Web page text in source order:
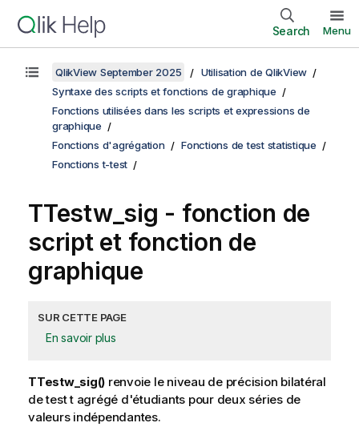
Search Menu
QlikView September 2025
Utilisation de QlikView
Syntaxe des scripts et fonctions de graphique
Fonctions utilisées dans les scripts et expressions de
graphique
Fonctions d'agrégation
Fonctions de test statistique
Fonctions t-test
TTestw_sig - fonction de
script et fonction de
graphique
SUR CETTE PAGE
En savoir plus
TTestw_sig() renvoie le niveau de précision bilatéral
de test t agrégé d'étudiants pour deux séries de
valeurs indépendantes.